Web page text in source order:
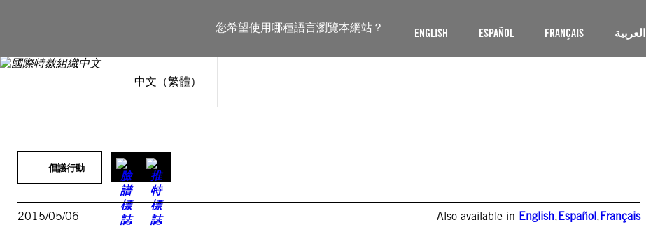
您希望使用哪種語言瀏覽本網站？ ENGLISH ESPAÑOL FRANÇAIS العربية
中文（繁體）
內
倡議行動
2015/05/06 Also available in English,Español,Français